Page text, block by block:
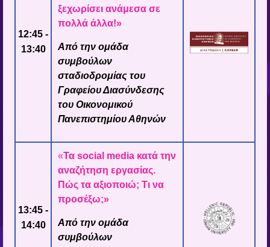
12:45 -
13:40
ξεχωρίσει ανάμεσα σε
πολλά άλλα!»
Από την ομάδα
συμβούλων
σταδιοδρομίας του
Γραφείου Διασύνδεσης
του Οικονομικού
Πανεπιστημίου Αθηνών
13:45 -
14:40
«Τα social media κατά την
αναζήτηση εργασίας.
Πώς τα αξιοποιώ; Τι να
προσέξω;»
Από την ομάδα
συμβούλων